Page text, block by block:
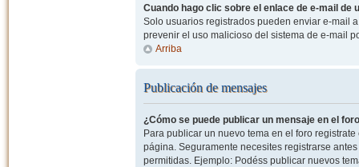
Cuando hago clic sobre el enlace de e-mail de
Solo usuarios registrados pueden enviar e-mail
prevenir el uso malicioso del sistema de e-mail
Arriba
Publicación de mensajes
¿Cómo se puede publicar un mensaje en el
Para publicar un nuevo tema en el foro
página. Seguramente necesites registrarse
permitidas. Ejemplo: Podéss publicar nuevos